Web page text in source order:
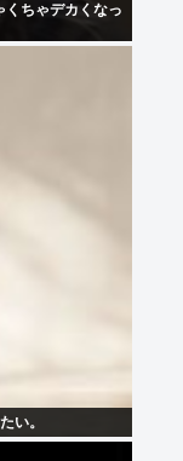
くちゃデカくなっ
い。